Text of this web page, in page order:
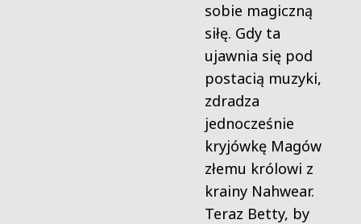
sobie magiczną
siłę. Gdy ta
ujawnia się pod
postacią muzyki,
zdradza
jednocześnie
kryjówkę Magów
złemu królowi z
krainy Nahwear.
Teraz Betty, by